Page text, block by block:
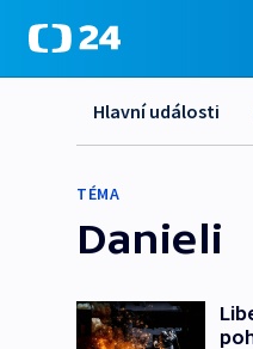
Hlavní události
TÉMA
Danieli